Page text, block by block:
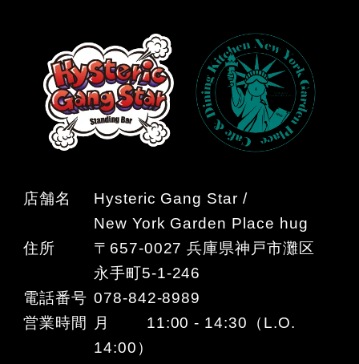
店舗名
Hysteric Gang Star /
New York Garden Place hug
住所
〒657-0027 兵庫県神戸市灘区
永手町5-1-246
電話番号 078-842-8989
営業時間
月 11:00 - 14:30（L.O.
14:00）